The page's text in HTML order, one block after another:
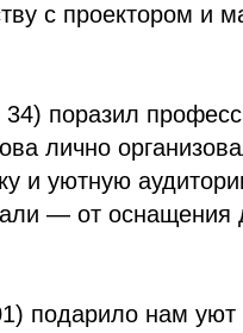
с проектором и
поразил
лично
и уютную
— от оснащения
подарило нам уют